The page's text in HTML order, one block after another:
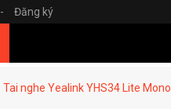
- Đăng ký
Tai nghe Yealink YHS34 Lite Mono